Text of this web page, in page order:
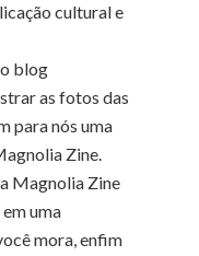
cultural e
blog
as fotos das
para nós uma
Zine.
Magnolia Zine
uma
mora, enfim